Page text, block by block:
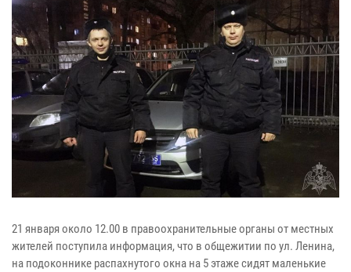
21 января около 12.00 в правоохранительные органы от местных
жителей поступила информация, что в общежитии по ул. Ленина,
на подоконнике распахнутого окна на 5 этаже сидят маленькие